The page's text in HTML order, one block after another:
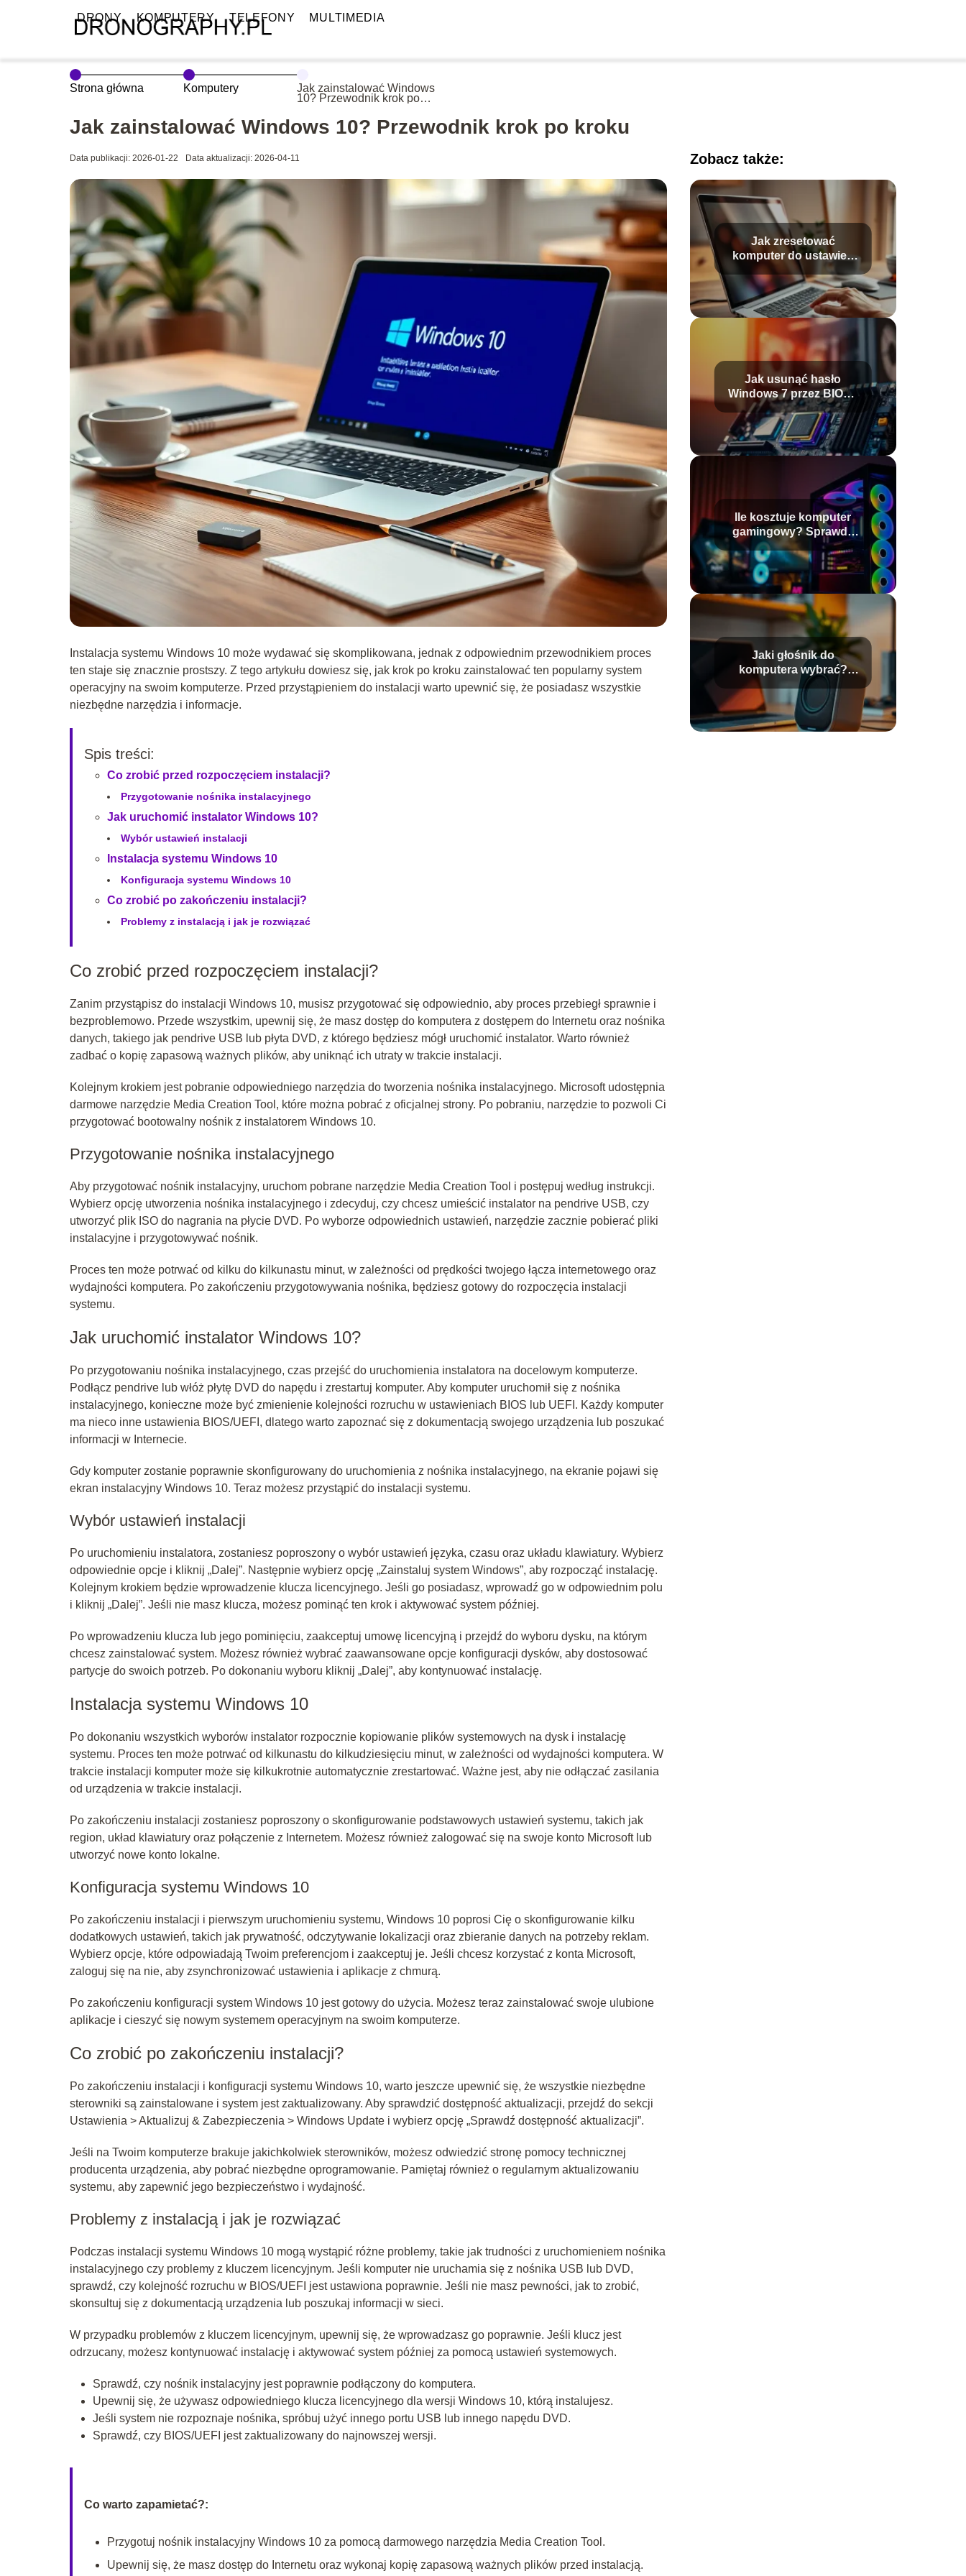
DRONY KOMPUTERY TELEFONY MULTIMEDIA
Strona główna Komputery
Jak zainstalować Windows
10? Przewodnik krok po
Jak zainstalować Windows 10? Przewodnik krok po kroku
Data publikacji: 2026-01-22 Data aktualizacji: 2026-04-11
Instalacja systemu Windows 10 może wydawać się skomplikowana, jednak z odpowiednim przewodnikiem proces
ten staje się znacznie prostszy. Z tego artykułu dowiesz się, jak krok po kroku zainstalować ten popularny system
operacyjny na swoim komputerze. Przed przystąpieniem do instalacji warto upewnić się, że posiadasz wszystkie
niezbędne narzędzia i informacje.
Spis treści:
Co zrobić przed rozpoczęciem instalacji?
Przygotowanie nośnika instalacyjnego
Jak uruchomić instalator Windows 10?
Wybór ustawień instalacji
Instalacja systemu Windows 10
Konfiguracja systemu Windows 10
Co zrobić po zakończeniu instalacji?
Problemy z instalacją i jak je rozwiązać
Co zrobić przed rozpoczęciem instalacji?
Zanim przystąpisz do instalacji Windows 10, musisz przygotować się odpowiednio, aby proces przebiegł sprawnie i
bezproblemowo. Przede wszystkim, upewnij się, że masz dostęp do komputera z dostępem do Internetu oraz nośnika
danych, takiego jak pendrive USB lub płyta DVD, z którego będziesz mógł uruchomić instalator. Warto również
zadbać o kopię zapasową ważnych plików, aby uniknąć ich utraty w trakcie instalacji.
Kolejnym krokiem jest pobranie odpowiedniego narzędzia do tworzenia nośnika instalacyjnego. Microsoft udostępnia
darmowe narzędzie Media Creation Tool, które można pobrać z oficjalnej strony. Po pobraniu, narzędzie to pozwoli Ci
przygotować bootowalny nośnik z instalatorem Windows 10.
Przygotowanie nośnika instalacyjnego
Aby przygotować nośnik instalacyjny, uruchom pobrane narzędzie Media Creation Tool i postępuj według instrukcji.
Wybierz opcję utworzenia nośnika instalacyjnego i zdecyduj, czy chcesz umieścić instalator na pendrive USB, czy
utworzyć plik ISO do nagrania na płycie DVD. Po wyborze odpowiednich ustawień, narzędzie zacznie pobierać pliki
instalacyjne i przygotowywać nośnik.
Proces ten może potrwać od kilku do kilkunastu minut, w zależności od prędkości twojego łącza internetowego oraz
wydajności komputera. Po zakończeniu przygotowywania nośnika, będziesz gotowy do rozpoczęcia instalacji
systemu.
Jak uruchomić instalator Windows 10?
Po przygotowaniu nośnika instalacyjnego, czas przejść do uruchomienia instalatora na docelowym komputerze.
Podłącz pendrive lub włóż płytę DVD do napędu i zrestartuj komputer. Aby komputer uruchomił się z nośnika
instalacyjnego, konieczne może być zmienienie kolejności rozruchu w ustawieniach BIOS lub UEFI. Każdy komputer
ma nieco inne ustawienia BIOS/UEFI, dlatego warto zapoznać się z dokumentacją swojego urządzenia lub poszukać
informacji w Internecie.
Gdy komputer zostanie poprawnie skonfigurowany do uruchomienia z nośnika instalacyjnego, na ekranie pojawi się
ekran instalacyjny Windows 10. Teraz możesz przystąpić do instalacji systemu.
Wybór ustawień instalacji
Po uruchomieniu instalatora, zostaniesz poproszony o wybór ustawień języka, czasu oraz układu klawiatury. Wybierz
odpowiednie opcje i kliknij „Dalej”. Następnie wybierz opcję „Zainstaluj system Windows”, aby rozpocząć instalację.
Kolejnym krokiem będzie wprowadzenie klucza licencyjnego. Jeśli go posiadasz, wprowadź go w odpowiednim polu
i kliknij „Dalej”. Jeśli nie masz klucza, możesz pominąć ten krok i aktywować system później.
Po wprowadzeniu klucza lub jego pominięciu, zaakceptuj umowę licencyjną i przejdź do wyboru dysku, na którym
chcesz zainstalować system. Możesz również wybrać zaawansowane opcje konfiguracji dysków, aby dostosować
partycje do swoich potrzeb. Po dokonaniu wyboru kliknij „Dalej”, aby kontynuować instalację.
Instalacja systemu Windows 10
Po dokonaniu wszystkich wyborów instalator rozpocznie kopiowanie plików systemowych na dysk i instalację
systemu. Proces ten może potrwać od kilkunastu do kilkudziesięciu minut, w zależności od wydajności komputera. W
trakcie instalacji komputer może się kilkukrotnie automatycznie zrestartować. Ważne jest, aby nie odłączać zasilania
od urządzenia w trakcie instalacji.
Po zakończeniu instalacji zostaniesz poproszony o skonfigurowanie podstawowych ustawień systemu, takich jak
region, układ klawiatury oraz połączenie z Internetem. Możesz również zalogować się na swoje konto Microsoft lub
utworzyć nowe konto lokalne.
Konfiguracja systemu Windows 10
Po zakończeniu instalacji i pierwszym uruchomieniu systemu, Windows 10 poprosi Cię o skonfigurowanie kilku
dodatkowych ustawień, takich jak prywatność, odczytywanie lokalizacji oraz zbieranie danych na potrzeby reklam.
Wybierz opcje, które odpowiadają Twoim preferencjom i zaakceptuj je. Jeśli chcesz korzystać z konta Microsoft,
zaloguj się na nie, aby zsynchronizować ustawienia i aplikacje z chmurą.
Po zakończeniu konfiguracji system Windows 10 jest gotowy do użycia. Możesz teraz zainstalować swoje ulubione
aplikacje i cieszyć się nowym systemem operacyjnym na swoim komputerze.
Co zrobić po zakończeniu instalacji?
Po zakończeniu instalacji i konfiguracji systemu Windows 10, warto jeszcze upewnić się, że wszystkie niezbędne
sterowniki są zainstalowane i system jest zaktualizowany. Aby sprawdzić dostępność aktualizacji, przejdź do sekcji
Ustawienia > Aktualizuj & Zabezpieczenia > Windows Update i wybierz opcję „Sprawdź dostępność aktualizacji”.
Jeśli na Twoim komputerze brakuje jakichkolwiek sterowników, możesz odwiedzić stronę pomocy technicznej
producenta urządzenia, aby pobrać niezbędne oprogramowanie. Pamiętaj również o regularnym aktualizowaniu
systemu, aby zapewnić jego bezpieczeństwo i wydajność.
Problemy z instalacją i jak je rozwiązać
Podczas instalacji systemu Windows 10 mogą wystąpić różne problemy, takie jak trudności z uruchomieniem nośnika
instalacyjnego czy problemy z kluczem licencyjnym. Jeśli komputer nie uruchamia się z nośnika USB lub DVD,
sprawdź, czy kolejność rozruchu w BIOS/UEFI jest ustawiona poprawnie. Jeśli nie masz pewności, jak to zrobić,
skonsultuj się z dokumentacją urządzenia lub poszukaj informacji w sieci.
W przypadku problemów z kluczem licencyjnym, upewnij się, że wprowadzasz go poprawnie. Jeśli klucz jest
odrzucany, możesz kontynuować instalację i aktywować system później za pomocą ustawień systemowych.
Sprawdź, czy nośnik instalacyjny jest poprawnie podłączony do komputera.
Upewnij się, że używasz odpowiedniego klucza licencyjnego dla wersji Windows 10, którą instalujesz.
Jeśli system nie rozpoznaje nośnika, spróbuj użyć innego portu USB lub innego napędu DVD.
Sprawdź, czy BIOS/UEFI jest zaktualizowany do najnowszej wersji.
Co warto zapamietać?:
Przygotuj nośnik instalacyjny Windows 10 za pomocą darmowego narzędzia Media Creation Tool.
Upewnij się, że masz dostęp do Internetu oraz wykonaj kopię zapasową ważnych plików przed instalacją.
Zobacz także:
Jak zresetować
komputer do ustawień
fabrycznych?
Przewodnik krok po
kroku
Jak usunąć hasło
Windows 7 przez BIOS?
Prosty przewodnik
Ile kosztuje komputer
gamingowy? Sprawdź
aktualne ceny!
Jaki głośnik do
komputera wybrać?
Poradnik dla każdego
użytkownika